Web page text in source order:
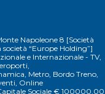
Napoleone 8 [Società
“Europe Holding”]
e Internazionale - TV,
Metro, Bordo Treno,
Online
Sociale € 100000,00